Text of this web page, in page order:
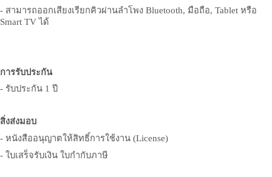
- สามารถออกเสียงเรียกคิวผ่านลำโพง Bluetooth, มือถือ, Tablet หรือ
Smart TV ได้
การรับประกัน
- รับประกัน 1 ปี
สิ่งส่งมอบ
- หนังสืออนุญาตให้สิทธิ์การใช้งาน (License)
- ใบเสร็จรับเงิน ใบกำกับภาษี